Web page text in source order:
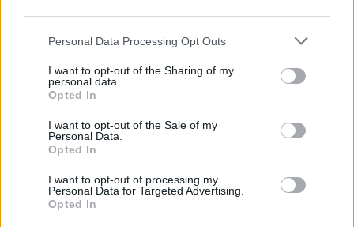
Please note that this website/app uses one or more Google
not limited to your visit or usage behaviour. You may click to
grant or deny consent to Google and its third-party tags to
use your data for below specified purposes in below Google
consent section.
Personal Data Processing Opt Outs
I want to opt-out of the Sharing of my
personal data.
Opted In
I want to opt-out of the Sale of my
Personal Data.
Opted In
I want to opt-out of processing my
Personal Data for Targeted Advertising.
Opted In